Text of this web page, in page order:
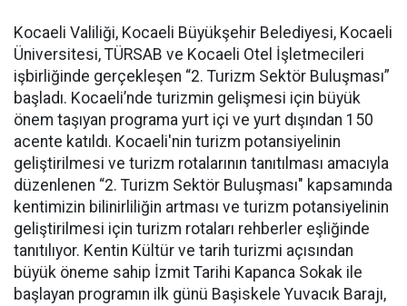
Kocaeli Valiliği, Kocaeli Büyükşehir Belediyesi, Kocaeli
Üniversitesi, TÜRSAB ve Kocaeli Otel İşletmecileri
işbirliğinde gerçekleşen “2. Turizm Sektör Buluşması”
başladı. Kocaeli’nde turizmin gelişmesi için büyük
önem taşıyan programa yurt içi ve yurt dışından 150
acente katıldı. Kocaeli'nin turizm potansiyelinin
geliştirilmesi ve turizm rotalarının tanıtılması amacıyla
düzenlenen “2. Turizm Sektör Buluşması" kapsamında
kentimizin bilinirliliğin artması ve turizm potansiyelinin
geliştirilmesi için turizm rotaları rehberler eşliğinde
tanıtılıyor. Kentin Kültür ve tarih turizmi açısından
büyük öneme sahip İzmit Tarihi Kapanca Sokak ile
başlayan programın ilk günü Başiskele Yuvacık Barajı,